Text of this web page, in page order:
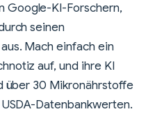
Google-KI-Forschern,
seinen
Mach einfach ein
auf, und ihre KI
über 30 Mikronährstoffe
Datenbankwerten.